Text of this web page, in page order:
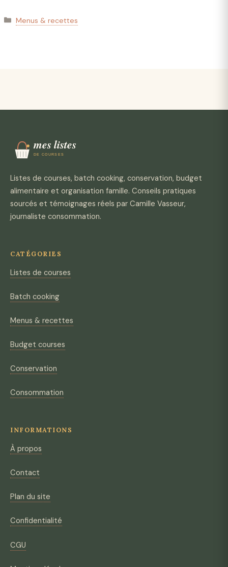
Catégories
Menus & recettes
Listes de courses, batch cooking, conservation, budget
alimentaire et organisation famille. Conseils pratiques
sourcés et témoignages réels par Camille Vasseur,
journaliste consommation.
CATÉGORIES
Listes de courses
Batch cooking
Menus & recettes
Budget courses
Conservation
Consommation
INFORMATIONS
À propos
Contact
Plan du site
Confidentialité
CGU